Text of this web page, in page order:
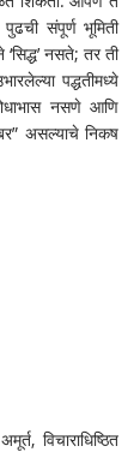
संपूर्ण भूमिती
नसते; तर ती
पद्धतीमध्ये
नसणे आणि
असल्याचे निकष
विचाराधिष्ठित